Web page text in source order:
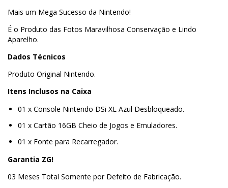
Mais um Mega Sucesso da Nintendo!
É o Produto das Fotos Maravilhosa Conservação e Lindo
Aparelho.
Dados Técnicos
Produto Original Nintendo.
Itens Inclusos na Caixa
01 x Console Nintendo DSi XL Azul Desbloqueado.
01 x Cartão 16GB Cheio de Jogos e Emuladores.
01 x Fonte para Recarregador.
Garantia ZG!
03 Meses Total Somente por Defeito de Fabricação.